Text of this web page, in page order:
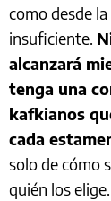
como desde
insuficiente.
alcanzará
tenga una
kafkianos
cada
solo de cómo
quién los elige.